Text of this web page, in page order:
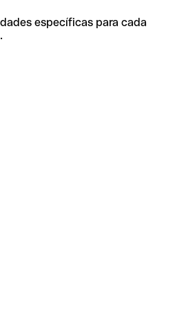
específicas para cada